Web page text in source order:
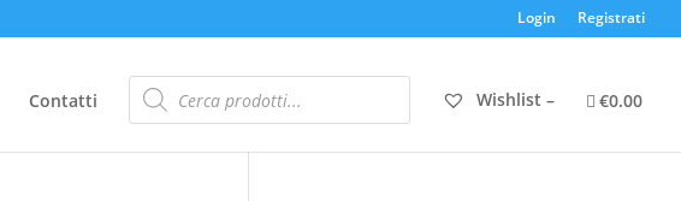
Login Registrati
Contatti
Products
search Wishlist – €0.00